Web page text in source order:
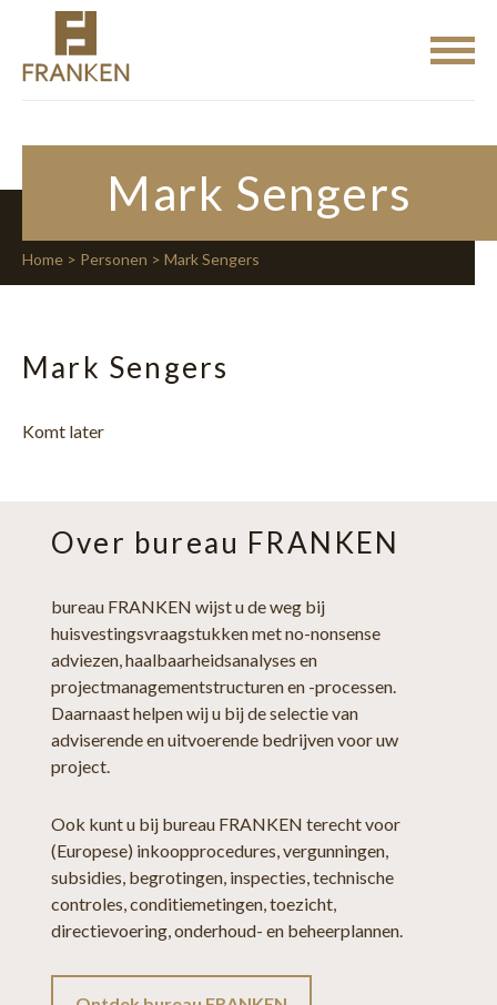
Mark Sengers
Home > Personen > Mark Sengers
Mark Sengers
Komt later
Over bureau FRANKEN
bureau FRANKEN wijst u de weg bij
huisvestingsvraagstukken met no-nonsense
adviezen, haalbaarheidsanalyses en
projectmanagementstructuren en -processen.
Daarnaast helpen wij u bij de selectie van
adviserende en uitvoerende bedrijven voor uw
project.
Ook kunt u bij bureau FRANKEN terecht voor
(Europese) inkoopprocedures, vergunningen,
subsidies, begrotingen, inspecties, technische
controles, conditiemetingen, toezicht,
directievoering, onderhoud- en beheerplannen.